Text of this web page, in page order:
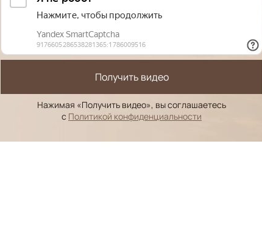
Получить видео
Нажимая «Получить видео», вы соглашаетесь
с Политикой конфиденциальности